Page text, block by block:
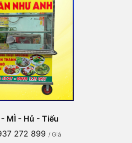
MÌ - Hủ - Tiếu
272 899 / Giá